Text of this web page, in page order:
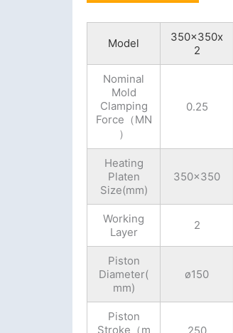
Model
350x350x
2
Nominal
Mold
Clamping
Force（MN
）
0.25
Heating
Platen
Size(mm)
350x350
Working
Layer
2
Piston
Diameter(
mm)
ø150
Piston
Stroke（m